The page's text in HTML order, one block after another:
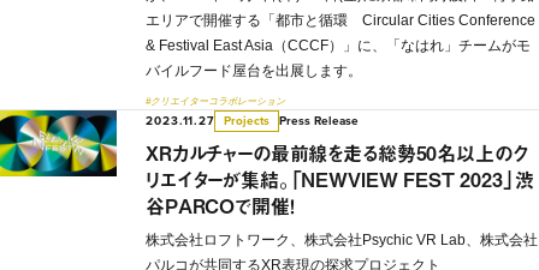
エリアで開催する「都市と循環 Circular Cities Conference
& Festival East Asia（CCCF）」に、「なはれ」チームがモ
バイルフード屋台を出展します。
#クリエイターコラボレーション
2023.11.27 Projects Press Release
XRカルチャーの最前線を走る総勢50名以上のク
リエイターが集結。「NEWVIEW FEST 2023」渋
谷PARCOで開催！
株式会社ロフトワーク、株式会社Psychic VR Lab、株式会社
パルコが共同するXR表現の探求プロジェクト